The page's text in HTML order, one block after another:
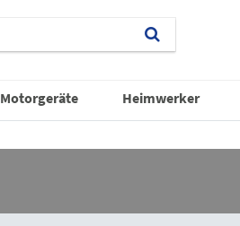
Motorgeräte Heimwerker